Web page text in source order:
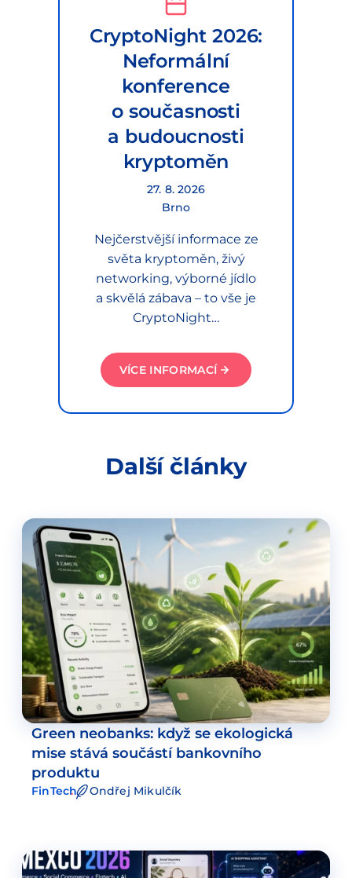
CryptoNight 2026:
Neformální
konference
o současnosti
a budoucnosti
kryptoměn
27. 8. 2026
Brno
Nejčerstvější informace ze
světa kryptoměn, živý
networking, výborné jídlo
a skvělá zábava – to vše je
CryptoNight…
VÍCE INFORMACÍ
Další články
Green neobanks: když se ekologická
mise stává součástí bankovního
produktu
FinTech Ondřej Mikulčík